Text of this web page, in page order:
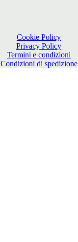
Cookie Policy
Privacy Policy
Termini e condizioni
Condizioni di spedizione